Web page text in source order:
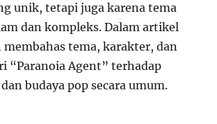
unik, tetapi juga karena tema
dan kompleks. Dalam artikel
tema, karakter, dan
“Paranoia Agent” terhadap
budaya pop secara umum.